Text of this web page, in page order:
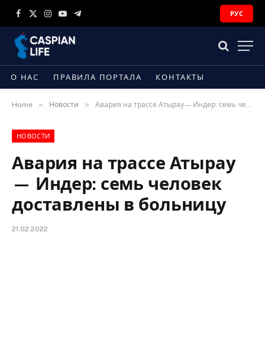
Facebook
X
Instagram
YouTubeTelegram
РУС
О НАС ПРАВИЛА ПОРТАЛА КОНТАКТЫ
Home » Новости » Авария на трассе Атырау — Индер: семь человек доставлены в больницу
НОВОСТИ
Авария на трассе Атырау
— Индер: семь человек
доставлены в больницу
21.02.2022